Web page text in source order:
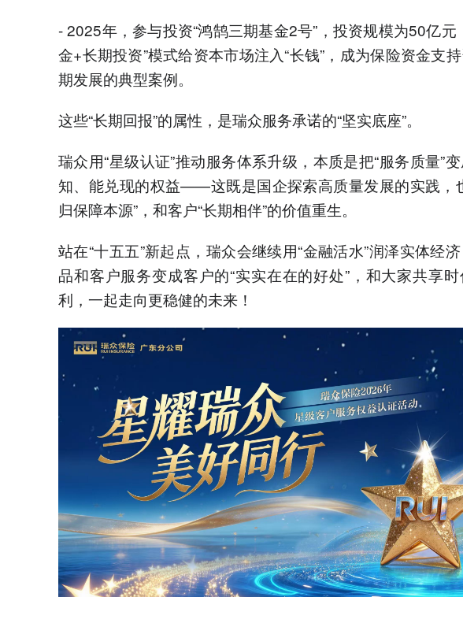
- 2025年，参与投资“鸿鹄三期基金2号”，投资规模为50亿元
金+长期投资”模式给资本市场注入“长钱”，成为保险资金支
期发展的典型案例。
这些“长期回报”的属性，是瑞众服务承诺的“坚实底座”。
瑞众用“星级认证”推动服务体系升级，本质是把“服务质量”
知、能兑现的权益——这既是国企探索高质量发展的实践，
归保障本源”，和客户“长期相伴”的价值重生。
站在“十五五”新起点，瑞众会继续用“金融活水”润泽实体经
品和客户服务变成客户的“实实在在的好处”，和大家共享
利，一起走向更稳健的未来！